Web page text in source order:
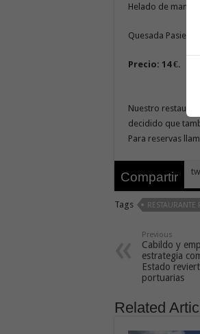
Helado de
Quesada Pasiega
Precio: 14 €.
Nuestro
decidido que
Para reservas
Compartir
Tags
Previous
Cabildo y
estrategia
Estado
portuarias
Related